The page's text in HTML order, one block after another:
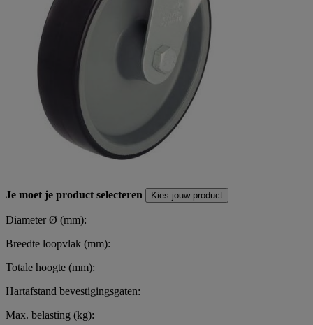
Je moet je product selecteren Kies jouw product
Diameter Ø (mm):
Breedte loopvlak (mm):
Totale hoogte (mm):
Hartafstand bevestigingsgaten:
Max. belasting (kg):